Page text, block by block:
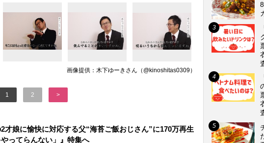
画像提供：木下ゆーきさん（@kinoshitas0309）
1 2 >
才娘に愉快に対応する父“海苔ご飯おじさん”に170万再生
ってらんない」』特集へ